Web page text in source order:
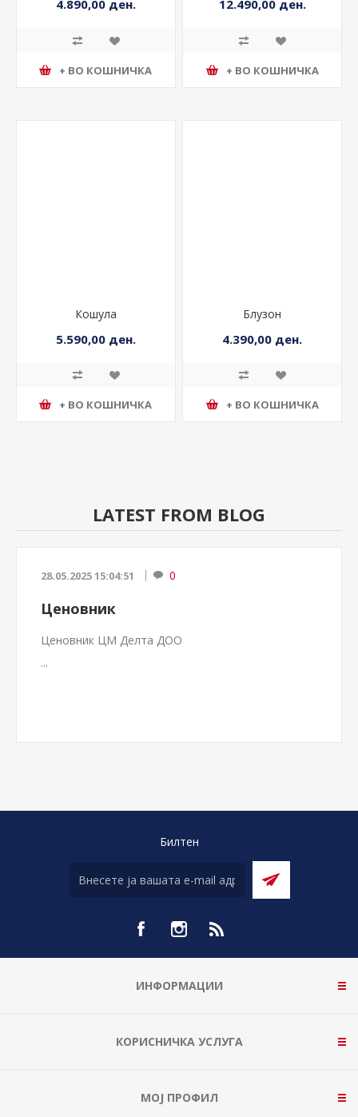
4.890,00 ден.
+ ВО КОШНИЧКА
12.490,00 ден.
+ ВО КОШНИЧКА
Кошула
5.590,00 ден.
+ ВО КОШНИЧКА
Блузон
4.390,00 ден.
+ ВО КОШНИЧКА
LATEST FROM BLOG
28.05.2025 15:04:51 0
Ценовник
Ценовник ЦМ Делта ДОО
...
Билтен
ИНФОРМАЦИИ
КОРИСНИЧКА УСЛУГА
МОЈ ПРОФИЛ